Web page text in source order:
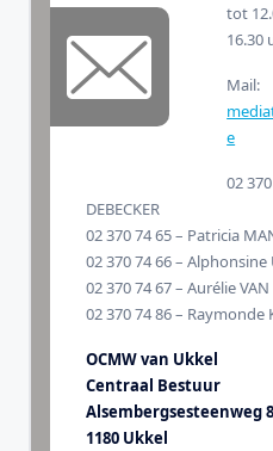
tot
16.30
Mail:
e
02
DEBECKER
02 370 74 65 – Patricia
02 370 74 66 –
02 370 74 67 – Aurélie VAN
02 370 74 86 – Raymonde
OCMW van Ukkel
Centraal Bestuur
Alsembergsesteenweg
1180 Ukkel